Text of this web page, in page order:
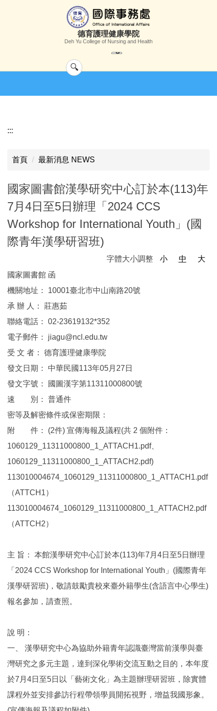
德育護理健康學院
Deh Yu College of Nursing and Health
:::
首頁 最新消息 NEWS
國家圖書館漢學研究中心訂於本(113)年
7月4日至5日辦理「2024 CCS
Workshop for International Youth」(國
際青年漢學研習班)
字體大小調整 小 中
大
國家圖書館 函
機關地址： 10001臺北市中山南路20號
承 辦 人： 莊惠茹
聯絡電話： 02-23619132*352
電子郵件： jiagu@ncl.edu.tw
受 文 者： 德育護理健康學院
發文日期： 中華民國113年05月27日
發文字號： 國圖漢字第11311000800號
速 別： 普通件
密等及解密條件或保密期限：
附 件： (2件) 宣傳海報及議程(共 2 個附件：
1060129_11311000800_1_ATTACH1.pdf、
1060129_11311000800_1_ATTACH2.pdf)
113010004674_1060129_11311000800_1_ATTACH1.pdf
（ATTCH1）
113010004674_1060129_11311000800_1_ATTACH2.pdf
（ATTCH2）
主 旨： 本館漢學研究中心訂於本(113)年7月4日至5日辦理
「2024 CCS Workshop for International Youth」(國際青年
漢學研習班)，敬請鼓勵貴校來臺外籍學生(含語言中心學生)
報名參加，請查照。
說 明：
一、 漢學研究中心為協助外籍青年認識臺灣當前漢學與臺
灣研究之多元主題，達到深化學術交流互動之目的，本年度
於7月4日至5日以「藝術文化」為主題辦理研習班，除實體
課程外並安排參訪行程帶領學員開拓視野，增益我國形象。